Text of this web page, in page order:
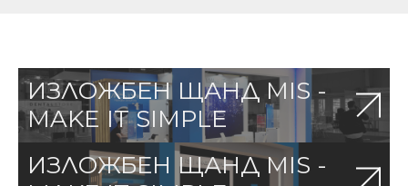
ИЗЛОЖБЕН ЩАНД MIS -
MAKE IT SIMPLE
ИЗЛОЖБЕН ЩАНД MIS -